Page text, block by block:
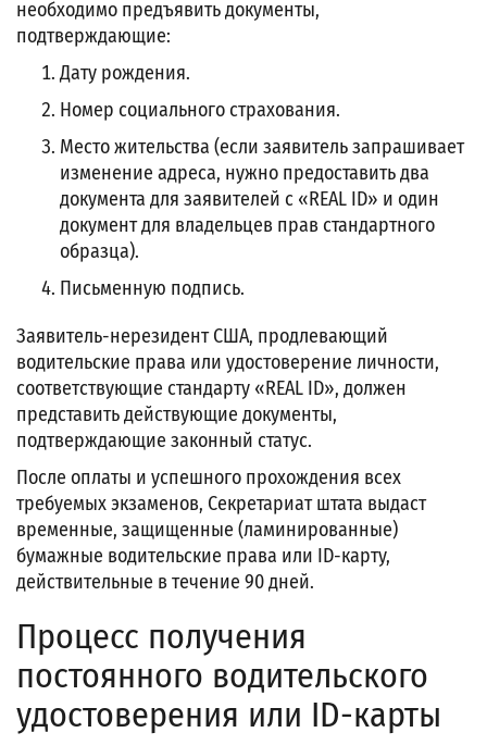
необходимо предъявить документы,
подтверждающие:
Дату рождения.
Номер социального страхования.
Место жительства (если заявитель запрашивает
изменение адреса, нужно предоставить два
документа для заявителей с «REAL ID» и один
документ для владельцев прав стандартного
образца).
Письменную подпись.
Заявитель-нерезидент США, продлевающий
водительские права или удостоверение личности,
соответствующие стандарту «REAL ID», должен
представить действующие документы,
подтверждающие законный статус.
После оплаты и успешного прохождения всех
требуемых экзаменов, Секретариат штата выдаст
временные, защищенные (ламинированные)
бумажные водительские права или ID-карту,
действительные в течение 90 дней.
Процесс получения
постоянного водительского
удостоверения или ID-карты